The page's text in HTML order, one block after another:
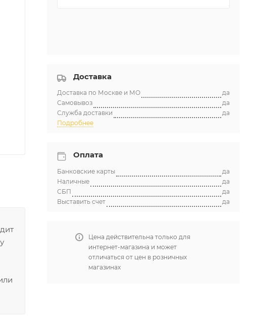
Доставка
Доставка по Москве и МО
да
Самовывоз
да
Служба доставки
да
Подробнее
Оплата
Банковские карты
да
Наличные
да
СБП
да
Выставить счет
да
Цена действительна только для
интернет-магазина и может
отличаться от цен в розничных
магазинах